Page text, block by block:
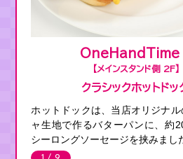
OneHandTime
【メインスタンド側 2F】
クラシックホットドッ
ホットドックは、当店オリジナ
ャ生地で作るバターパンに、約
シーロングソーセージを挟みまし